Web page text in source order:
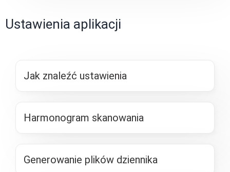
Ustawienia aplikacji
Jak znaleźć ustawienia
Harmonogram skanowania
Generowanie plików dziennika